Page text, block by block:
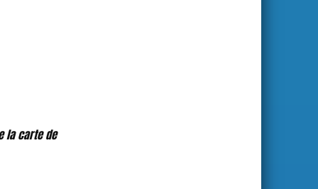
la carte de